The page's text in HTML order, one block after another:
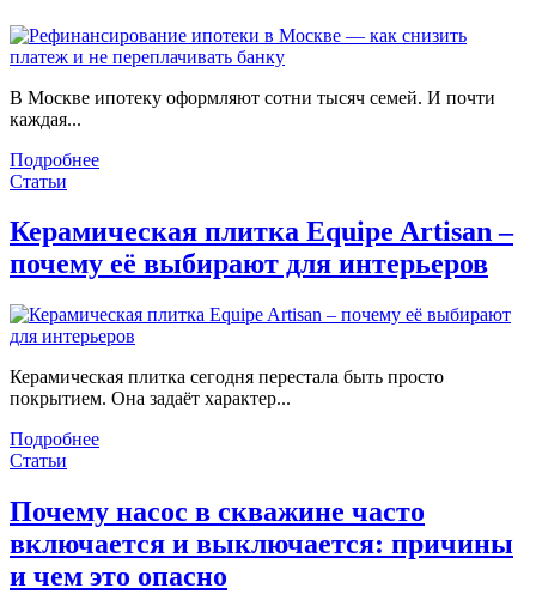
В Москве ипотеку оформляют сотни тысяч семей. И почти
каждая...
Подробнее
Статьи
Керамическая плитка Equipe Artisan –
почему её выбирают для интерьеров
Керамическая плитка сегодня перестала быть просто
покрытием. Она задаёт характер...
Подробнее
Статьи
Почему насос в скважине часто
включается и выключается: причины
и чем это опасно